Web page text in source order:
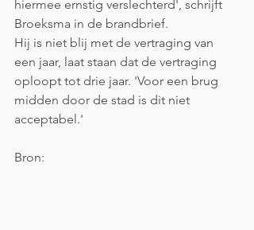
hiermee ernstig verslechterd', schrijft
Broeksma in de brandbrief.
Hij is niet blij met de vertraging van
een jaar, laat staan dat de vertraging
oploopt tot drie jaar. 'Voor een brug
midden door de stad is dit niet
acceptabel.'
Bron: